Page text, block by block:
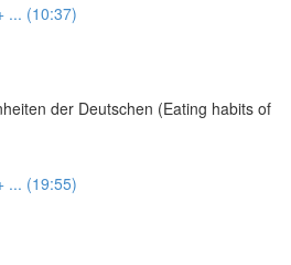
... (10:37)
der Deutschen (Eating habits of
... (19:55)